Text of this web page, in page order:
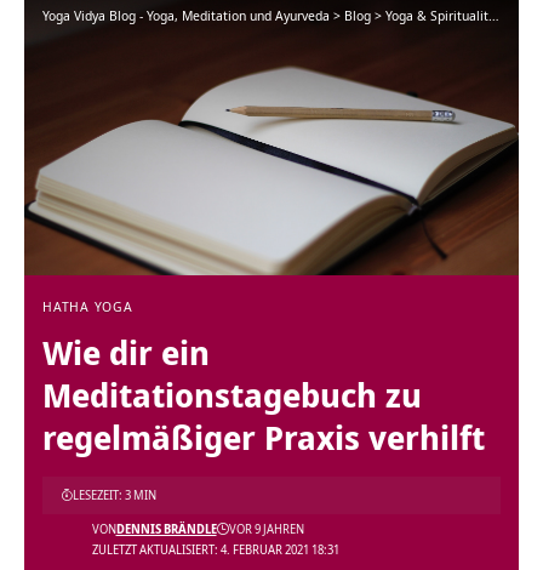
Yoga Vidya Blog - Yoga, Meditation und Ayurveda > Blog > Yoga & Spiritualität
HATHA YOGA
Wie dir ein
Meditationstagebuch zu
regelmäßiger Praxis verhilft
ZULETZT AKTUALISIERT: 4. FEBRUAR 2021 18:31
VONDENNIS BRÄNDLE VOR 9 JAHREN
LESEZEIT: 3 MIN